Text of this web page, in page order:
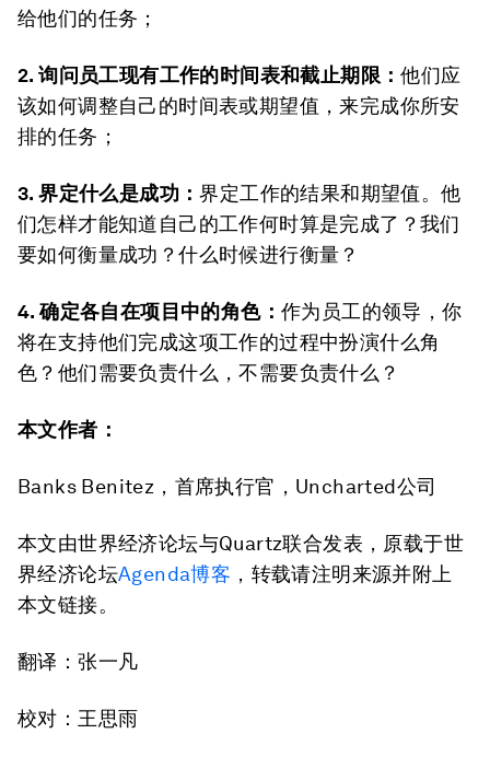
给他们的任务；
2. 询问员工现有工作的时间表和截止期限：他们应
该如何调整自己的时间表或期望值，来完成你所安
排的任务；
3. 界定什么是成功：界定工作的结果和期望值。他
们怎样才能知道自己的工作何时算是完成了？我们
要如何衡量成功？什么时候进行衡量？
4. 确定各自在项目中的角色： 作为员工的领导，你
将在支持他们完成这项工作的过程中扮演什么角
色？他们需要负责什么，不需要负责什么？
本文作者：
Banks Benitez，首席执行官，Uncharted公司
本文由世界经济论坛与Quartz联合发表，原载于世
界经济论坛Agenda博客 ，转载请注明来源并附上
本文链接。
翻译：张一凡
校对：王思雨